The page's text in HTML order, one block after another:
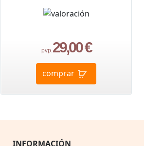
pvp.29,00 €
comprar
INFORMACIÓN